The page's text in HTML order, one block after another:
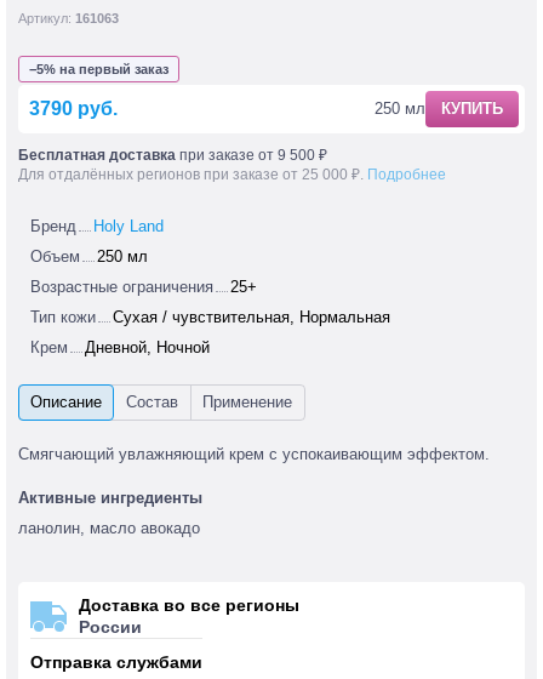
Артикул: 161063
−5% на первый заказ
3790 руб. 250 мл КУПИТЬ
Бесплатная доставка при заказе от 9 500 ₽
Для отдалённых регионов при заказе от 25 000 ₽. Подробнее
Бренд
Holy Land
Объем
250 мл
Возрастные ограничения
25+
Тип кожи
Сухая / чувствительная, Нормальная
Крем
Дневной, Ночной
Смягчающий увлажняющий крем с успокаивающим эффектом.
Активные ингредиенты
ланолин, масло авокадо
Доставка во все регионы
России
Отправка службами